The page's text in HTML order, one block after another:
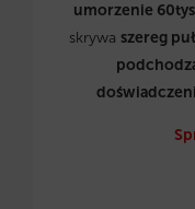
umorzenie
skrywa szereg